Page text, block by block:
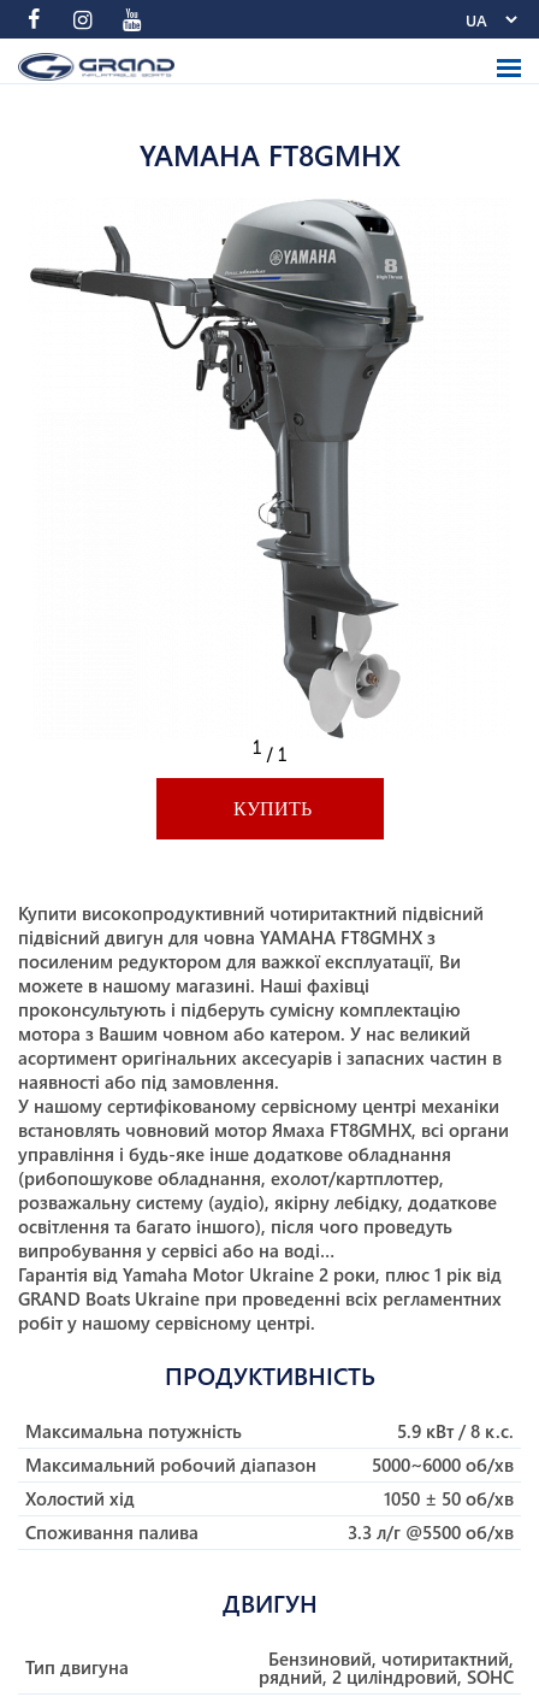
YAMAHA FT8GMHX
1 / 1
КУПИТЬ
Купити високопродуктивний чотиритактний підвісний
підвісний двигун для човна YAMAHA FT8GMHX з
посиленим редуктором для важкої експлуатації, Ви
можете в нашому магазині. Наші фахівці
проконсультують і підберуть сумісну комплектацію
мотора з Вашим човном або катером. У нас великий
асортимент оригінальних аксесуарів і запасних частин в
наявності або під замовлення.
У нашому сертифікованому сервісному центрі механіки
встановлять човновий мотор Ямаха FT8GMHX, всі органи
управління і будь-яке інше додаткове обладнання
(рибопошукове обладнання, ехолот/картплоттер,
розважальну систему (аудіо), якірну лебідку, додаткове
освітлення та багато іншого), після чого проведуть
випробування у сервісі або на воді…
Гарантія від Yamaha Motor Ukraine 2 роки, плюс 1 рік від
GRAND Boats Ukraine при проведенні всіх регламентних
робіт у нашому сервісному центрі.
ПРОДУКТИВНІСТЬ
Максимальна потужність
5.9 кВт / 8 к.с.
Максимальний робочий діапазон
5000~6000 об/хв
Холостий хід
1050 ± 50 об/хв
Споживання палива
3.3 л/г @5500 об/хв
ДВИГУН
Тип двигуна Бензиновий, чотиритактний,
рядний, 2 циліндровий, SOHC